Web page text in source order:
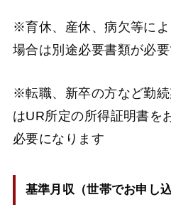
※育休、産休、病欠等に
場合は別途必要書類が必
※転職、新卒の方など勤
はUR所定の所得証明書を
必要になります
基準月収（世帯でお申し